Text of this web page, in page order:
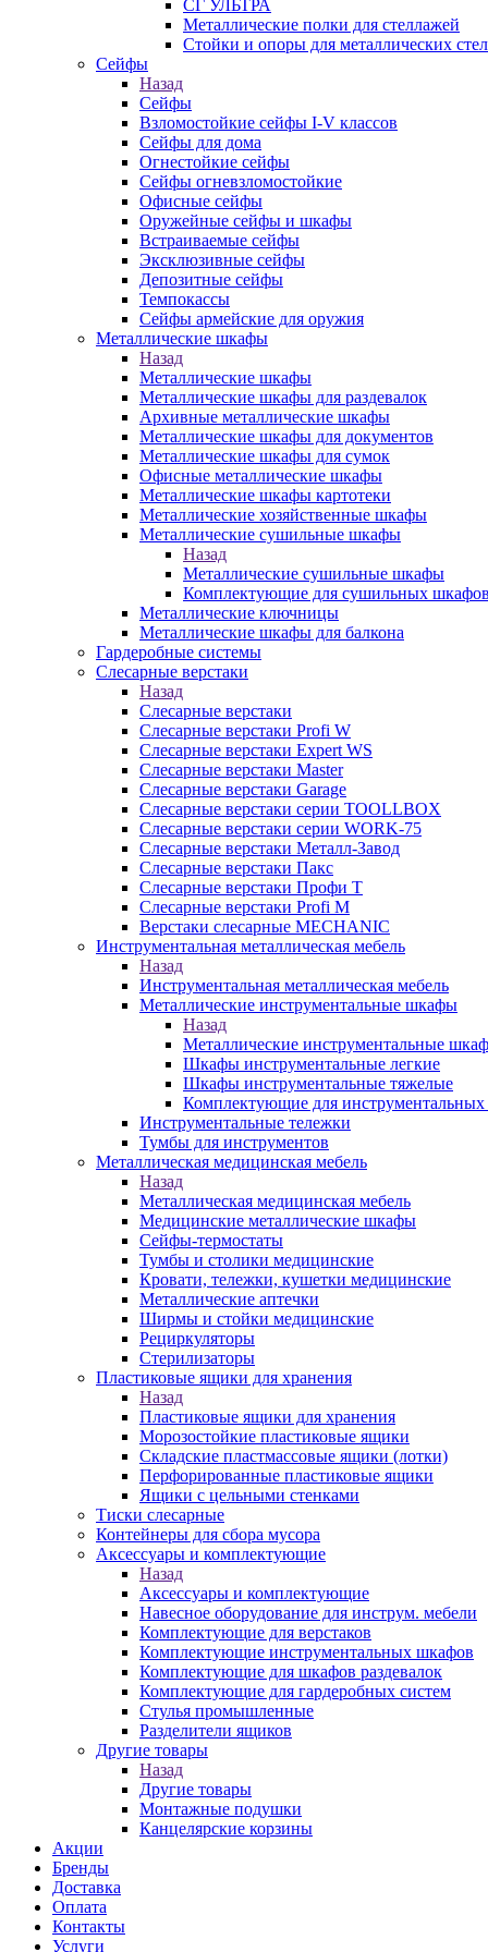
СГ УЛЬТРА
Металлические полки для стеллажей
Стойки и опоры для металлических
Сейфы
Назад
Сейфы
Взломостойкие сейфы I-V классов
Сейфы для дома
Огнестойкие сейфы
Сейфы огневзломостойкие
Офисные сейфы
Оружейные сейфы и шкафы
Встраиваемые сейфы
Эксклюзивные сейфы
Депозитные сейфы
Темпокассы
Сейфы армейские для оружия
Металлические шкафы
Назад
Металлические шкафы
Металлические шкафы для раздевалок
Архивные металлические шкафы
Металлические шкафы для документов
Металлические шкафы для сумок
Офисные металлические шкафы
Металлические шкафы картотеки
Металлические хозяйственные шкафы
Металлические сушильные шкафы
Назад
Металлические сушильные шкафы
Комплектующие для сушильных шкафов
Металлические ключницы
Металлические шкафы для балкона
Гардеробные системы
Слесарные верстаки
Назад
Слесарные верстаки
Слесарные верстаки Profi W
Слесарные верстаки Expert WS
Слесарные верстаки Master
Слесарные верстаки Garage
Слесарные верстаки серии TOOLLBOX
Слесарные верстаки серии WORK-75
Слесарные верстаки Металл-Завод
Слесарные верстаки Пакс
Слесарные верстаки Профи Т
Слесарные верстаки Profi M
Верстаки слесарные MECHANIC
Инструментальная металлическая мебель
Назад
Инструментальная металлическая мебель
Металлические инструментальные шкафы
Назад
Металлические инструментальные
Шкафы инструментальные легкие
Шкафы инструментальные тяжелые
Комплектующие для
Инструментальные тележки
Тумбы для инструментов
Металлическая медицинская мебель
Назад
Металлическая медицинская мебель
Медицинские металлические шкафы
Сейфы-термостаты
Тумбы и столики медицинские
Кровати, тележки, кушетки медицинские
Металлические аптечки
Ширмы и стойки медицинские
Рециркуляторы
Стерилизаторы
Пластиковые ящики для хранения
Назад
Пластиковые ящики для хранения
Морозостойкие пластиковые ящики
Складские пластмассовые ящики (лотки)
Перфорированные пластиковые ящики
Ящики с цельными стенками
Тиски слесарные
Контейнеры для сбора мусора
Аксессуары и комплектующие
Назад
Аксессуары и комплектующие
Навесное оборудование для инструм. мебели
Комплектующие для верстаков
Комплектующие инструментальных шкафов
Комплектующие для шкафов раздевалок
Комплектующие для гардеробных систем
Стулья промышленные
Разделители ящиков
Другие товары
Назад
Другие товары
Монтажные подушки
Канцелярские корзины
Акции
Бренды
Доставка
Оплата
Контакты
Услуги